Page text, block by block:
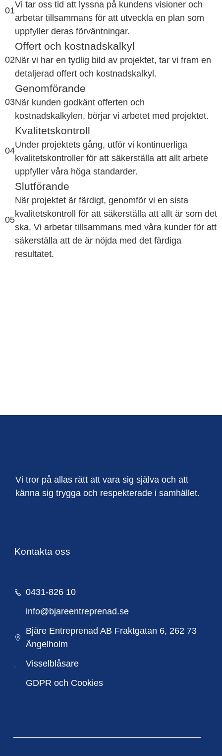
01
Vi tar oss tid att lyssna på kundens visioner och
arbetar tillsammans för att utveckla en plan som
uppfyller deras förväntningar.
02
Offert och kostnadskalkyl
När vi har en tydlig bild av projektet, tar vi fram en
detaljerad offert och kostnadskalkyl.
03
Genomförande
När kunden godkänt offerten och
kostnadskalkylen, börjar vi arbetet med projektet.
04
Kvalitetskontroll
Under projektets gång, utför vi kontinuerliga
kvalitetskontroller för att säkerställa att allt arbete
uppfyller våra höga standarder.
05
Slutförande
När projektet är färdigt, genomför vi en sista
kvalitetskontroll för att säkerställa att allt är som det
ska. Vi arbetar tillsammans med våra kunder för att
säkerställa att de är nöjda med det färdiga
resultatet.
Vi tror på allas rätt att vara sig själva och att
känna sig trygga och respekterade i samhället.
Kontakta oss
0431-826 10
info@bjareentreprenad.se
Bjäre Entreprenad AB Fraktgatan 6, 262 73
Ängelholm
Visselblåsare
GDPR och Cookies